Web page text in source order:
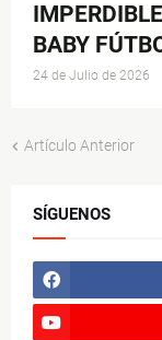
BABY
24 de Julio de 2026
Artículo Anterior
SÍGUENOS